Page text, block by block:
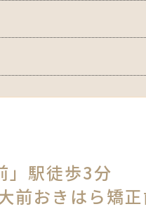
」駅徒歩3分
前おきはら矯